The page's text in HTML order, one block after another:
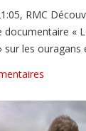
RMC
documentaire «
sur les ouragans